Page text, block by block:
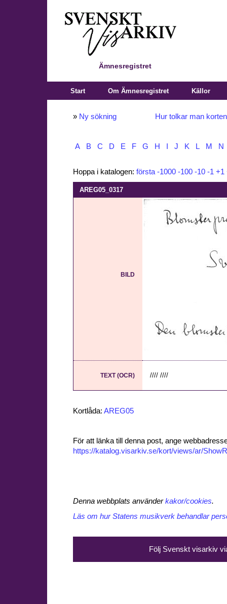
Ämnesregistret
Start Om Ämnesregistret Källor
» Ny sökning Hur tolkar man
A B C D E F G H J K L M N
Hoppa i katalogen: första -1000 -100 -10 -1 +1
AREG05_0317
BILD
TEXT (OCR) //// ////
Kortlåda: AREG05
För att länka till denna post, ange
https://katalog.visarkiv.se/kort/views/ar/
Denna webbplats använderkakor/cookies.
Läs om hur Statens musikverk behandlar
Följ Svenskt visarkiv